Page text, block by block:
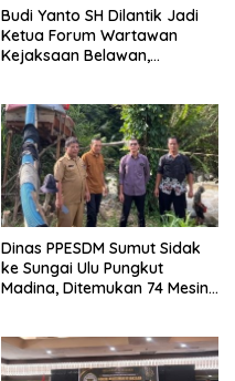
Budi Yanto SH Dilantik Jadi
Ketua Forum Wartawan
Kejaksaan Belawan,
Pendampingan Hukum dan
Ekomoni Semua Anggota
Dinas PPESDM Sumut Sidak
ke Sungai Ulu Pungkut
Madina, Ditemukan 74 Mesin
Rusak